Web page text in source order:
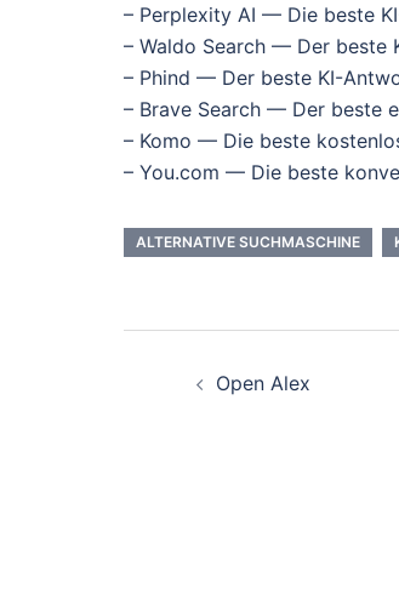
– Perplexity AI — Die beste
– Waldo Search — Der beste
– Phind — Der beste KI-
– Brave Search — Der beste
– Komo — Die beste
– You.com — Die beste
ALTERNATIVE SUCHMASCHINE
Open Alex